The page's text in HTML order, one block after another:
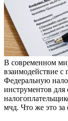
В современном
взаимодействие с
Федеральную
инструментов
мчд. Что же это за